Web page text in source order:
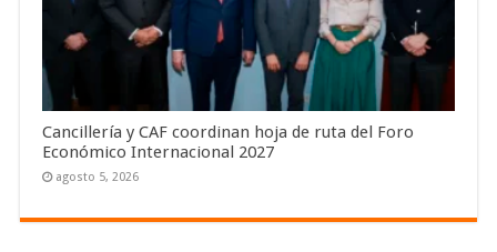
Cancillería y CAF coordinan hoja de ruta del Foro
Económico Internacional 2027
agosto 5, 2026